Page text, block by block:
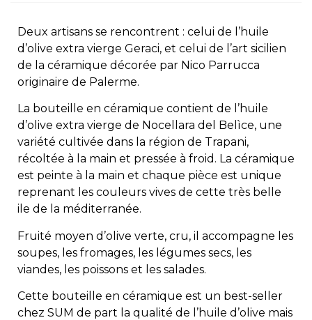
Deux artisans se rencontrent : celui de l’huile
d’olive extra vierge Geraci, et celui de l’art sicilien
de la céramique décorée par Nico Parrucca
originaire de Palerme.
La bouteille en céramique contient de l’huile
d’olive extra vierge de Nocellara del Belìce, une
variété cultivée dans la région de Trapani,
récoltée à la main et pressée à froid. La céramique
est peinte à la main et chaque pièce est unique
reprenant les couleurs vives de cette très belle
ile de la méditerranée.
Fruité moyen d’olive verte, cru, il accompagne les
soupes, les fromages, les légumes secs, les
viandes, les poissons et les salades.
Cette bouteille en céramique est un best-seller
chez SUM de part la qualité de l’huile d’olive mais